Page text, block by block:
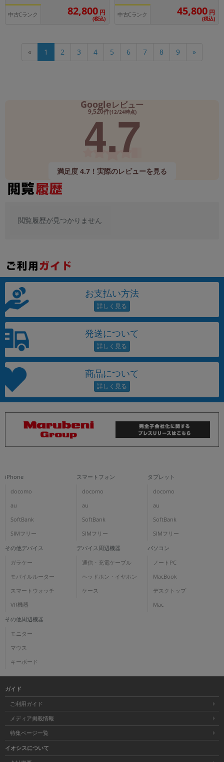
中古Cランク 82,800 円
(税込)
中古Cランク 45,800 円
(税込)
« 1 2 3 4 5 6 7 8 9 »
Googleレビュー
9,520件(12/24時点)
4.7
満足度 4.7！実際のレビューを見る
閲覧履歴が見つかりません
お支払い方法
発送について
商品について
iPhone
docomo
au
SoftBank
SIMフリー
スマートフォン
docomo
au
SoftBank
SIMフリー
タブレット
docomo
au
SoftBank
SIMフリー
その他デバイス
ガラケー
モバイルルーター
スマートウォッチ
VR機器
デバイス周辺機器
通信・充電ケーブル
ヘッドホン・イヤホン
ケース
パソコン
ノートPC
MacBook
デスクトップ
Mac
その他周辺機器
モニター
マウス
キーボード
ガイド
ご利用ガイド
メディア掲載情報
特集ページ一覧
イオシスについて